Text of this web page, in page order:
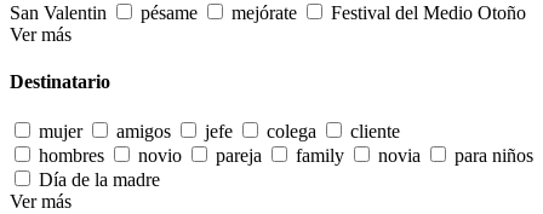
San Valentin
pésame mejórate
Festival del Medio Otoño
Ver más
Destinatario
mujer amigos jefe colega
cliente
hombres
novio pareja family novia
para niños
Día de la madre
Ver más